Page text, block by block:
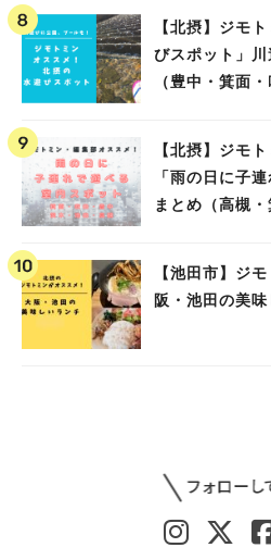
【北摂】ジモ
びスポット」川
（豊中・箕面
【北摂】ジモ
「雨の日に子
まとめ（高槻
【池田市】ジ
阪・池田の美